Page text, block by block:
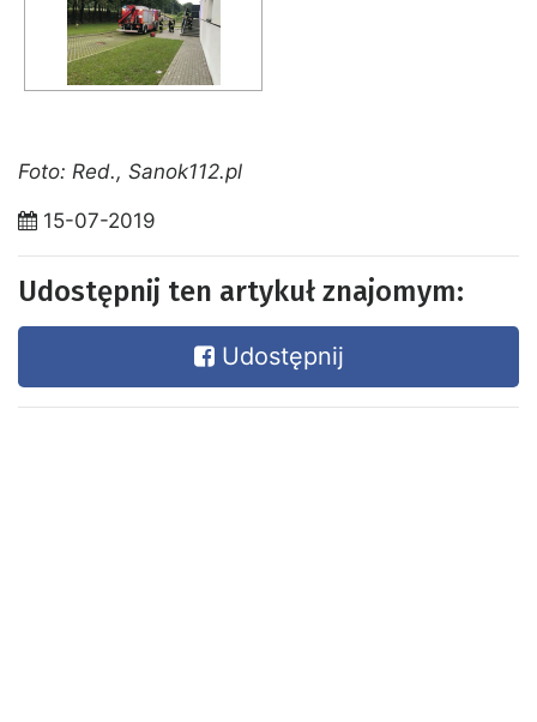
Foto: Red., Sanok112.pl
15-07-2019
Udostępnij ten artykuł znajomym:
Udostępnij